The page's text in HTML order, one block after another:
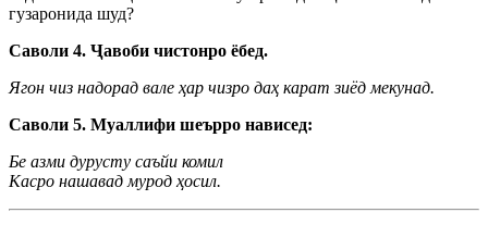
гузаронида шуд?
Саволи 4. Ҷавоби чистонро ёбед.
Ягон чиз надорад вале ҳар чизро даҳ карат зиёд мекунад.
Саволи 5. Муаллифи шеърро нависед:
Бе азми дурусту саъйи комил
Касро нашавад мурод ҳосил.